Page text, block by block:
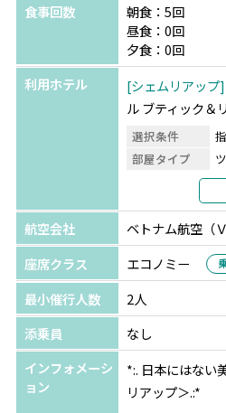
食事回数
朝食：5回
昼食：0回
夕食：0回
利用ホテル
シェムリアップ
ル ブティック＆
選択条件
部屋タイプ
2
部屋カテゴリ
航空会社
ベトナム航空（
座席クラス
エコノミー
最小催行人数
2人
添乗員
なし
インフォメーシ
ョン
*:. 日本にはない
リアップ＞.:*